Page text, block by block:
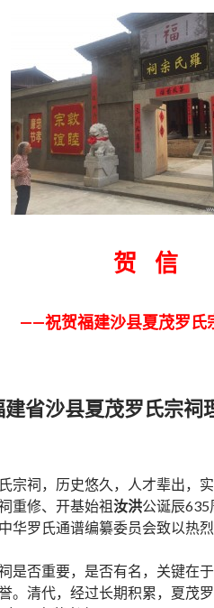
贺 信
——祝贺福建沙县夏茂罗氏
省沙县夏茂罗氏宗祠
宗祠，历史悠久，人才辈出，
重修、开基始祖汝洪公诞辰
华罗氏通谱编纂委员会致以热烈
是否重要，是否有名，关键在
。清代，经过长期积累，夏茂